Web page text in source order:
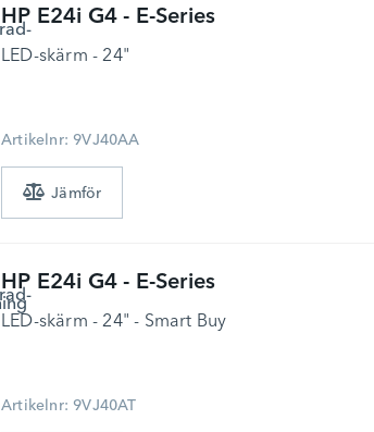
HP E24i G4 - E-Series
LED-skärm - 24"
Artikelnr: 9VJ40AA
HP E24i G4 - E-Series
LED-skärm - 24" - Smart Buy
Artikelnr: 9VJ40AT